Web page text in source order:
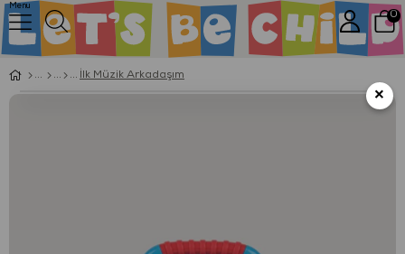
Menu
0
İlk Müzik Arkadaşım
×